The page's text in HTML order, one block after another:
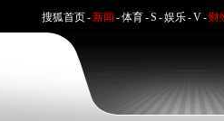
搜狐首页-新闻 -体育-S -娱乐-V- 财